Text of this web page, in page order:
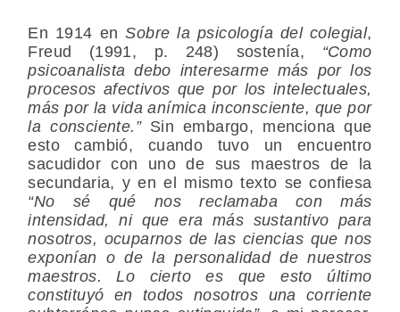
En 1914 enSobre la psicología del colegial,
Freud (1991, p. 248) sostenía, “Como
psicoanalista debo interesarme más por los
procesos afectivos que por los intelectuales,
más por la vida anímica inconsciente, que por
la consciente.”Sin embargo, menciona que
esto cambió, cuando tuvo un encuentro
sacudidor con uno de sus maestros de la
secundaria, y en el mismo texto se confiesa
“No sé qué nos reclamaba con más
intensidad, ni que era más sustantivo para
nosotros, ocuparnos de las ciencias que nos
exponían o de la personalidad de nuestros
maestros. Lo cierto es que esto último
constituyó en todos nosotros una corriente